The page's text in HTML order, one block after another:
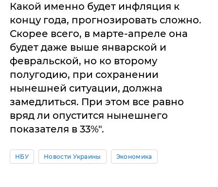
Какой именно будет инфляция к
концу года, прогнозировать сложно.
Скорее всего, в марте-апреле она
будет даже выше январской и
февральской, но ко второму
полугодию, при сохранении
нынешней ситуации, должна
замедлиться. При этом все равно
вряд ли опустится нынешнего
показателя в 33%".
НБУ Новости Украины Экономика